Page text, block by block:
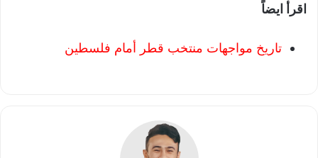
اقرأ ايضاً
تاريخ مواجهات منتخب قطر أمام فلسطين